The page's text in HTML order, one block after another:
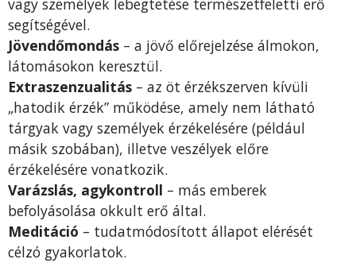
vagy személyek lebegtetése természetfeletti erő
segítségével.
Jövendőmondás – a jövő előrejelzése álmokon,
látomásokon keresztül.
Extraszenzualitás – az öt érzékszerven kívüli
„hatodik érzék” műkö­dése, amely nem látható
tárgyak vagy személyek érzékelésére (például
másik szobában), illetve veszélyek előre
érzékelésére vonatkozik.
Varázslás, agykontroll – más emberek
befolyásolása okkult erő által.
Meditáció – tudatmódosított állapot elérését
célzó gyakorlatok.